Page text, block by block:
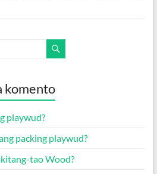
komento
playwud?
packing playwud?
tao Wood?